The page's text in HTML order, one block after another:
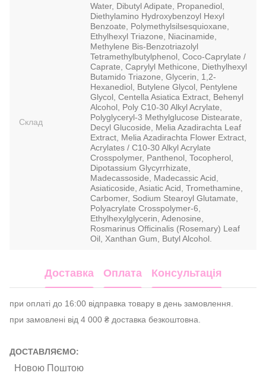
Склад
Water, Dibutyl Adipate, Propanediol,
Diethylamino Hydroxybenzoyl Hexyl
Benzoate, Polymethylsilsesquioxane,
Ethylhexyl Triazone, Niacinamide,
Methylene Bis-Benzotriazolyl
Tetramethylbutylphenol, Coco-Caprylate /
Caprate, Caprylyl Methicone, Diethylhexyl
Butamido Triazone, Glycerin, 1,2-
Hexanediol, Butylene Glycol, Pentylene
Glycol, Centella Asiatica Extract, Behenyl
Alcohol, Poly C10-30 Alkyl Acrylate,
Polyglyceryl-3 Methylglucose Distearate,
Decyl Glucoside, Melia Azadirachta Leaf
Extract, Melia Azadirachta Flower Extract,
Acrylates / C10-30 Alkyl Acrylate
Crosspolymer, Panthenol, Tocopherol,
Dipotassium Glycyrrhizate,
Madecassoside, Madecassic Acid,
Asiaticoside, Asiatic Acid, Tromethamine,
Carbomer, Sodium Stearoyl Glutamate,
Polyacrylate Crosspolymer-6,
Ethylhexylglycerin, Adenosine,
Rosmarinus Officinalis (Rosemary) Leaf
Oil, Xanthan Gum, Butyl Alcohol.
Доставка Оплата Консультація
при оплаті до 16:00 відправка товару в день замовлення.
при замовлені від 4 000 ₴ доставка безкоштовна.
ДОСТАВЛЯЄМО:
Новою Поштою